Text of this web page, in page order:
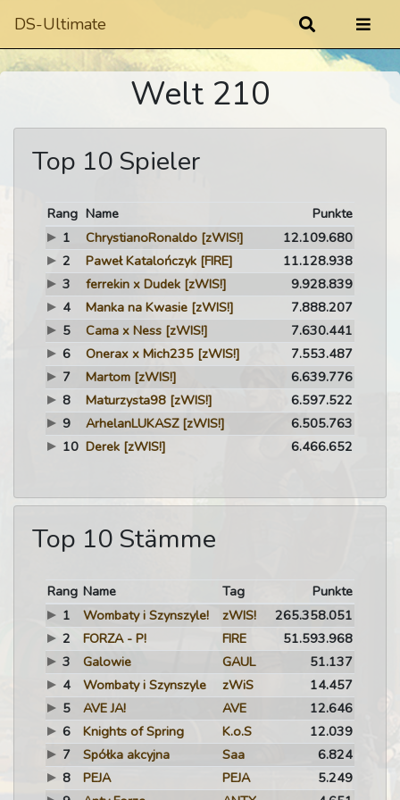
DS-Ultimate
Welt 210
Top 10 Spieler
Rang Name
Punkte
1
ChrystianoRonaldo [zWIS!]
12.109.680
2
Paweł Katalończyk [FIRE]
11.128.938
3
ferrekin x Dudek [zWIS!]
9.928.839
4
Manka na Kwasie [zWIS!]
7.888.207
5
Cama x Ness [zWIS!]
7.630.441
6
Onerax x Mich235 [zWIS!]
7.553.487
7
Martom [zWIS!]
6.639.776
8
Maturzysta98 [zWIS!]
6.597.522
9
ArhelanLUKASZ [zWIS!]
6.505.763
10 Derek [zWIS!] 6.466.652
Top 10 Stämme
Rang Name Tag
Punkte
1
Wombaty i Szynszyle! zWIS!
265.358.051
2
FORZA - P! FIRE
51.593.968
3
Galowie GAUL
51.137
4
Wombaty i Szynszyle zWiS
14.457
5
AVE JA! AVE
12.646
6
Knights of Spring K.o.S
12.039
7
Spółka akcyjna Saa
6.824
8
PEJA PEJA
5.249